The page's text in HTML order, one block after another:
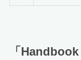
「